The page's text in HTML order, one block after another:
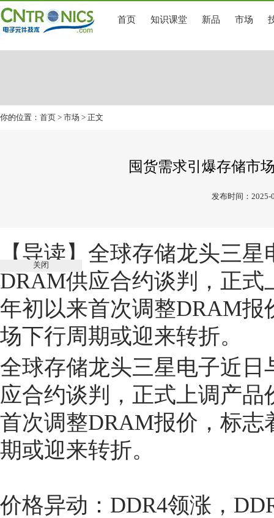
首页 知识课堂 新品 市场
你的位置： 首页 > 市场 > 正文
囤货需求引爆存储市
发布时间：2025-
【导读】 全球存储龙头三星
DRAM供应合约谈判，正式
年初以来首次调整DRAM
场下行周期或迎来转折。
全球存储龙头三星电子近
应合约谈判，正式上调产品
首次调整DRAM报价，标
期或迎来转折。
价格异动：DDR4领涨，
关闭